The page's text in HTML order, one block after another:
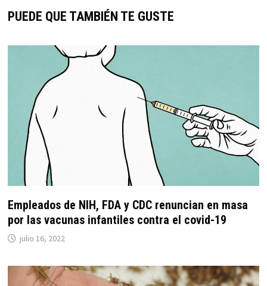
PUEDE QUE TAMBIÉN TE GUSTE
Empleados de NIH, FDA y CDC renuncian en masa
por las vacunas infantiles contra el covid-19
julio 16, 2022